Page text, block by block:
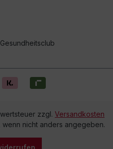
zzgl. Versandkosten
nicht anders angegeben.